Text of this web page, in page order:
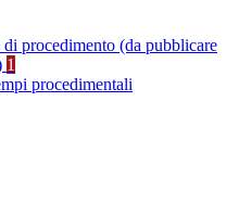
procedimento (da pubblicare
1
procedimentali